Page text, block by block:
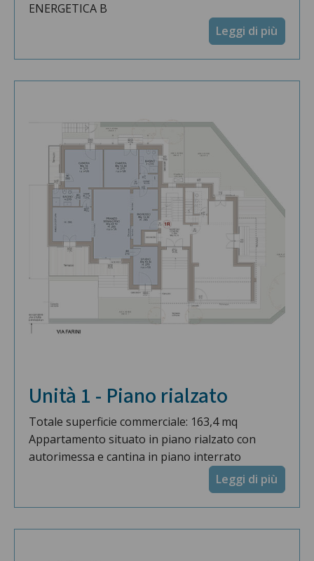
ENERGETICA B
Leggi di più
Unità 1 - Piano rialzato
Totale superficie commerciale: 163,4 mq
Appartamento situato in piano rialzato con
autorimessa e cantina in piano interrato
Leggi di più